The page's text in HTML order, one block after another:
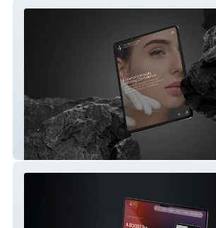
Plastic Surgery